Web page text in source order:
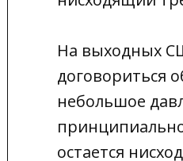
На выходных
договориться
небольшое
остается